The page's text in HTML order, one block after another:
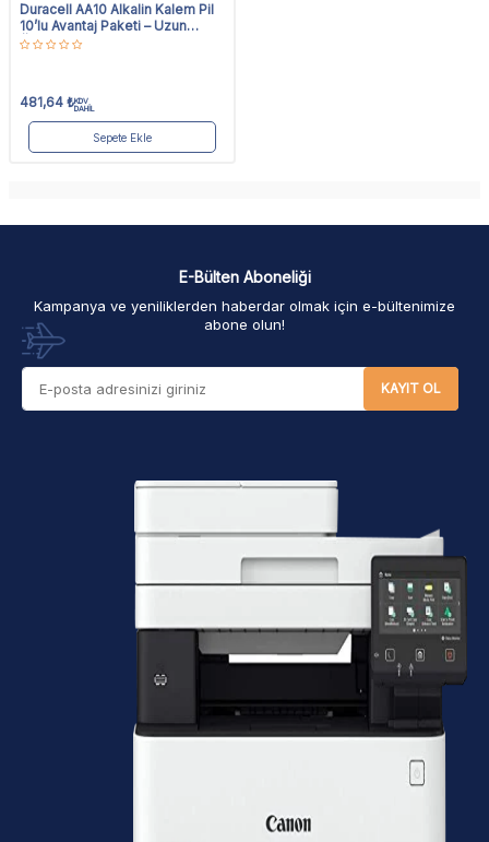
Duracell AA10 Alkalin Kalem Pil
10’lu Avantaj Paketi – Uzun
Ömürlü & Yüksek Performans
481,64 ₺KDV
DAHİL
Sepete Ekle
E-Bülten Aboneliği
Kampanya ve yeniliklerden haberdar olmak için e-bültenimize
abone olun!
KAYIT OL